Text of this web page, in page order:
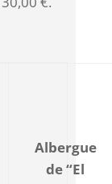
Albergue
de “El